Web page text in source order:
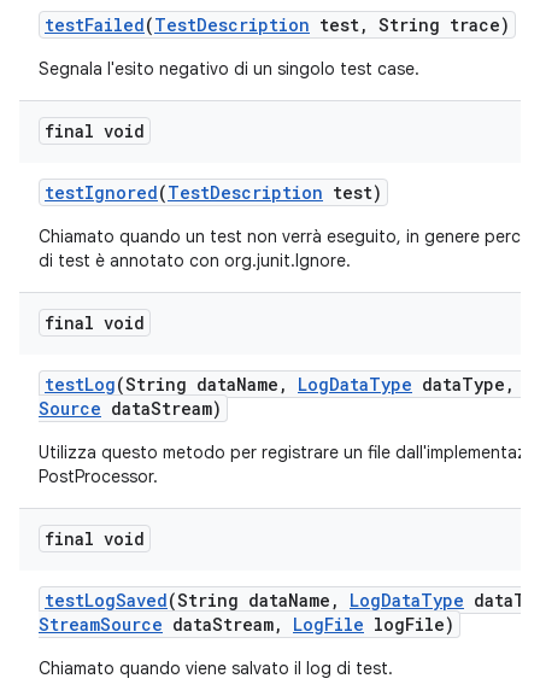
testFailed(TestDescription test, String trace)
Segnala l'esito negativo di un singolo test case.
final void
testIgnored(TestDescription test)
Chiamato quando un test non verrà eseguito, in genere
di test è annotato con org.junit.Ignore.
final void
testLog(String dataName , LogDataType dataType ,
Source dataStream)
Utilizza questo metodo per registrare un file
PostProcessor.
final void
testLogSaved(String dataName , LogDataType data
StreamSource dataStream, LogFile logFile)
Chiamato quando viene salvato il log di test.